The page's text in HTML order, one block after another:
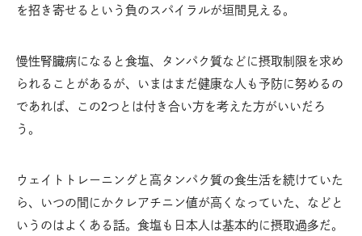
を招き寄せるという負のスパイラルが垣間見える。
慢性腎臓病になると食塩、タンパク質などに摂取制限を求め
られることがあるが、いまはまだ健康な人も予防に努めるの
であれば、この2つとは付き合い方を考えた方がいいだろ
う。
ウェイトトレーニングと高タンパク質の食生活を続けていた
ら、いつの間にかクレアチニン値が高くなっていた、などと
いうのはよくある話。食塩も日本人は基本的に摂取過多だ。